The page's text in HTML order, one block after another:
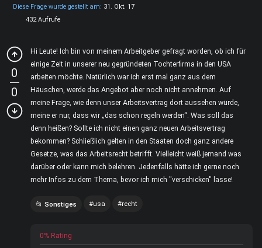
Diese Frage wurde gestellt am: 31. Okt. 17
432 Aufrufe
0
0
Hi Leute! Ich bin von meinem Arbeitgeber gefragt worden, ob ich für
einige Zeit in unserer neu gegründeten Tochterfirma in den USA
arbeiten möchte. Natürlich war ich erst mal ganz aus dem
Häuschen, werde das Angebot aber noch nicht annehmen. Auf
meine Frage, wie denn unser Arbeitsvertrag dort aussehen würde,
meine er nur, dass wir „das schon regeln werden“. Was soll das
denn heißen? Sollte ich nicht einen ganz neuen Arbeitsvertrag
bekommen? Schließlich gelten in den Staaten doch ganz andere
Gesetze, was das Arbeitsrecht betrifft. Vielleicht weiß jemand was
darüber oder kann mich belehren. Jedenfalls hätte ich gerne noch
mehr Infos zu dem Thema, bevor ich mich "verschicken" lasse!
Sonstiges usa recht
0% Rating